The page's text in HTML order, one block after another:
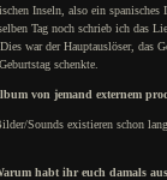
Inseln, also ein
Tag noch schrieb ich das
war der Hauptauslöser, das
schenkte.
von jemand externem
Sounds existieren schon
habt ihr euch damals